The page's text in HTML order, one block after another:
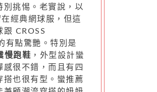
別挑惕。老實說，以
經典網球服，但這
跟 CROSS
有點驚艷。特別是
慢跑鞋 ，外型設計蠻
感很不錯，而且有四
搭也很有型。蠻推薦